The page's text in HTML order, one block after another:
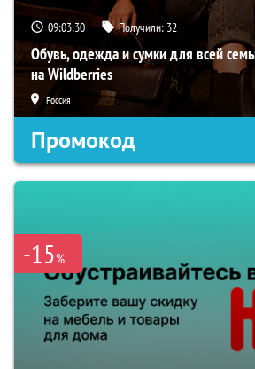
09:03:29 Получили: 32
Обувь, одежда и сумки для всей
на Wildberries
Россия
Промокод
-15%